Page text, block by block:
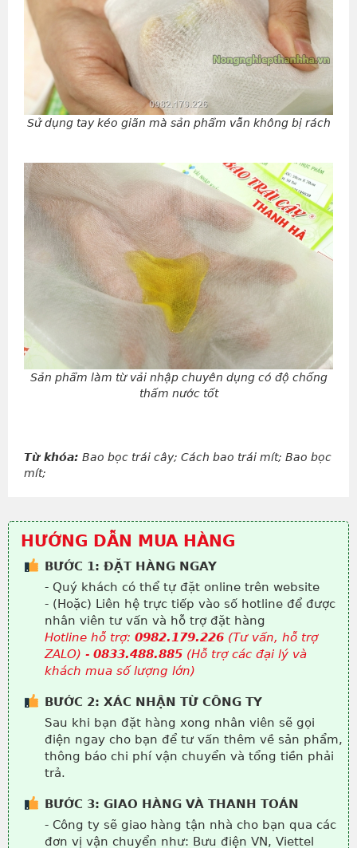
Sử dụng tay kéo giãn mà sản phẩm vẫn không bị rách
Sản phẩm làm từ vải nhập chuyên dụng có độ chống
thấm nước tốt
Từ khóa: Bao bọc trái cây; Cách bao trái mít; Bao bọc
mít;
HƯỚNG DẪN MUA HÀNG
BƯỚC 1: ĐẶT HÀNG NGAY
- Quý khách có thể tự đặt online trên website
- (Hoặc) Liên hệ trực tiếp vào số hotline để được
nhân viên tư vấn và hỗ trợ đặt hàng
Hotline hỗ trợ: 0982.179.226 (Tư vấn, hỗ trợ
ZALO) - 0833.488.885 (Hỗ trợ các đại lý và
khách mua số lượng lớn)
BƯỚC 2: XÁC NHẬN TỪ CÔNG TY
Sau khi bạn đặt hàng xong nhân viên sẽ gọi
điện ngay cho bạn để tư vấn thêm về sản phẩm,
thông báo chi phí vận chuyển và tổng tiền phải
trả.
BƯỚC 3: GIAO HÀNG VÀ THANH TOÁN
- Công ty sẽ giao hàng tận nhà cho bạn qua các
đơn vị vận chuyển như: Bưu điện VN, Viettel